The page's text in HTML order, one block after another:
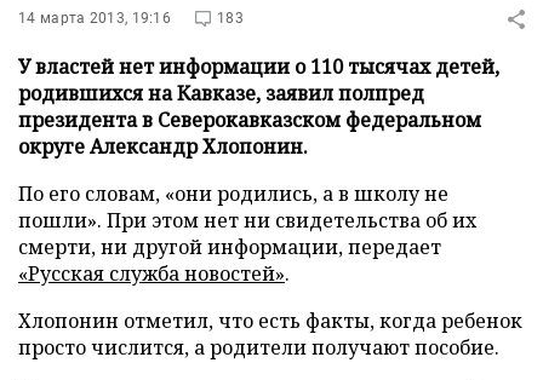
14 марта 2013, 19:16 183
У властей нет информации о 110 тысячах детей,
родившихся на Кавказе, заявил полпред
президента в Северокавказском федеральном
округе Александр Хлопонин.
По его словам, «они родились, а в школу не
пошли». При этом нет ни свидетельства об их
смерти, ни другой информации, передает
«Русская служба новостей».
Хлопонин отметил, что есть факты, когда ребенок
просто числится, а родители получают пособие.